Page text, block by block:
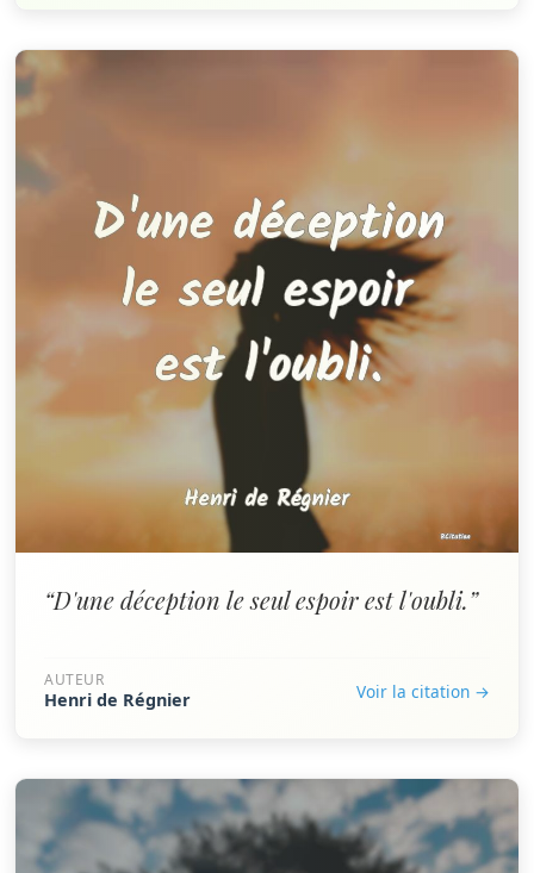
“D'une déception le seul espoir est l'oubli.”
AUTEUR
Henri de Régnier Voir la citation →